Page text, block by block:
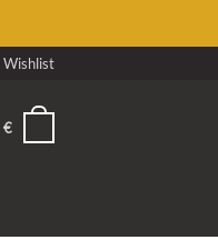
Wishlist
€